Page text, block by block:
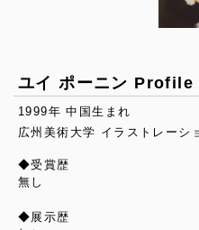
ユイ ポーニン Profile
1999年 中国生まれ
広州美術大学 イラストレーシ
◆受賞歴
無し
◆展示歴